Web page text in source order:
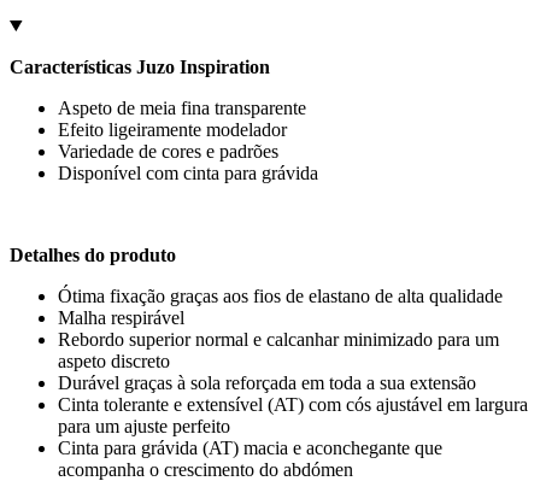
Características Juzo Inspiration
Aspeto de meia fina transparente
Efeito ligeiramente modelador
Variedade de cores e padrões
Disponível com cinta para grávida
Detalhes do produto
Ótima fixação graças aos fios de elastano de alta qualidade
Malha respirável
Rebordo superior normal e calcanhar minimizado para um
aspeto discreto
Durável graças à sola reforçada em toda a sua extensão
Cinta tolerante e extensível (AT) com cós ajustável em largura
para um ajuste perfeito
Cinta para grávida (AT) macia e aconchegante que
acompanha o crescimento do abdómen